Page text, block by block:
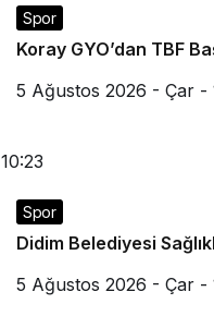
Spor
Koray GYO’dan TBF
5 Ağustos 2026 - Çar -
10:23
Spor
Didim Belediyesi
5 Ağustos 2026 - Çar -